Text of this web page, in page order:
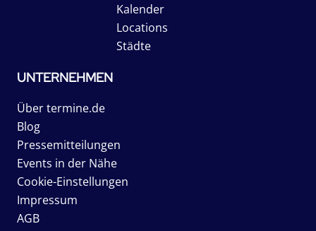
Kalender
Locations
Städte
UNTERNEHMEN
Über termine.de
Blog
Pressemitteilungen
Events in der Nähe
Cookie-Einstellungen
Impressum
AGB